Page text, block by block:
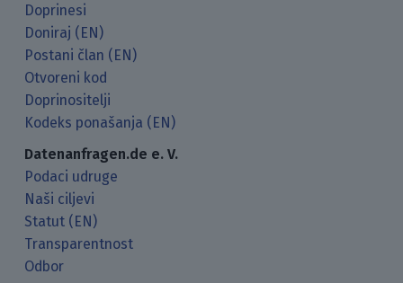
Doprinesi
Doniraj (EN)
Postani član (EN)
Otvoreni kod
Doprinositelji
Kodeks ponašanja (EN)
Datenanfragen.de e. V.
Podaci udruge
Naši ciljevi
Statut (EN)
Transparentnost
Odbor